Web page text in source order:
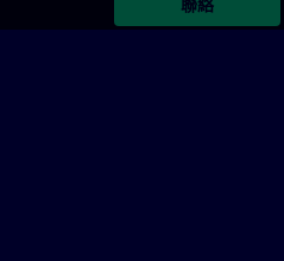
聯絡